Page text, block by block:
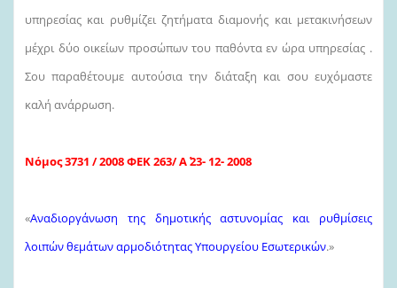
υπηρεσίας και ρυθμίζει ζητήματα διαμονής και μετακινήσεων
μέχρι δύο οικείων προσώπων του παθόντα εν ώρα υπηρεσίας .
Σου παραθέτουμε αυτούσια την διάταξη και σου ευχόμαστε
καλή ανάρρωση.
Νόμος 3731 / 2008 ΦΕΚ 263/ Α΄ 23- 12- 2008
«Αναδιοργάνωση της δημοτικής αστυνομίας και ρυθμίσεις
λοιπών θεμάτων αρμοδιότητας Υπουργείου Εσωτερικών.»